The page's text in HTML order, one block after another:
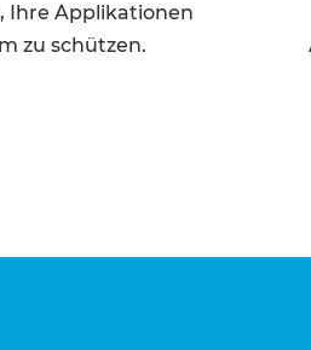
Ihre Applikationen
zu schützen.